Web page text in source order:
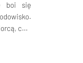
boi się
c...